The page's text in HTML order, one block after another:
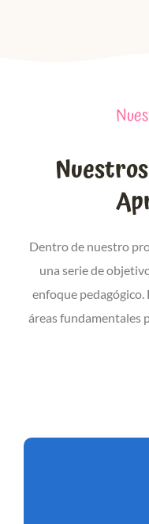
Dentro de nuestro
una serie de
enfoque pedagógico.
áreas fundamentales